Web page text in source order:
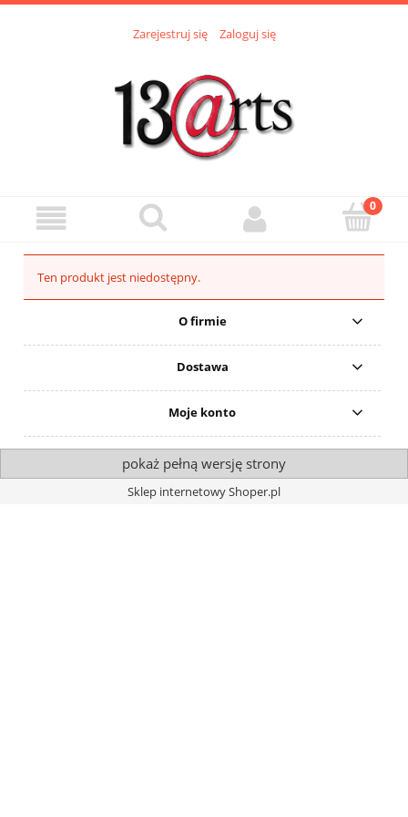
Zarejestruj się Zaloguj się
Ten produkt jest niedostępny.
O firmie
Dostawa
Moje konto
pokaż pełną wersję strony
Sklep internetowy Shoper.pl